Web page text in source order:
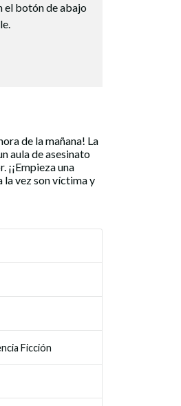
el botón de abajo
de la mañana! La
aula de asesinato
¡¡Empieza una
la vez son víctima y
Ficción